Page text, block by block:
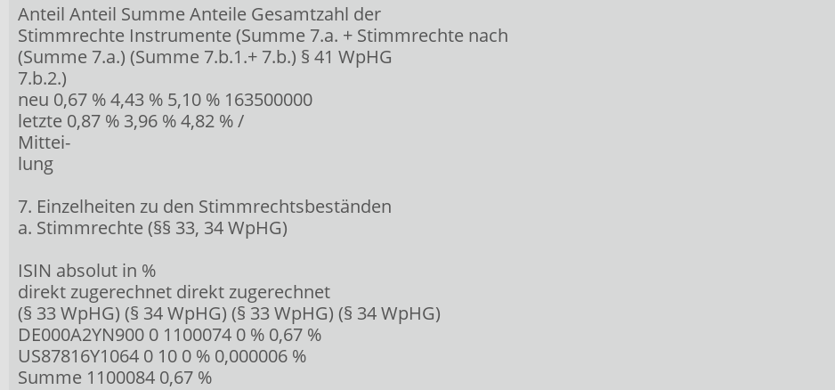
Anteil Anteil Summe Anteile Gesamtzahl der
Stimmrechte Instrumente (Summe 7.a. + Stimmrechte nach
(Summe 7.a.) (Summe 7.b.1.+ 7.b.) § 41 WpHG
7.b.2.)
neu 0,67 % 4,43 % 5,10 % 163500000
letzte 0,87 % 3,96 % 4,82 % /
Mittei-
lung
7. Einzelheiten zu den Stimmrechtsbeständen
a. Stimmrechte (§§ 33, 34 WpHG)
ISIN absolut in %
direkt zugerechnet direkt zugerechnet
(§ 33 WpHG) (§ 34 WpHG) (§ 33 WpHG) (§ 34 WpHG)
DE000A2YN900 0 1100074 0 % 0,67 %
US87816Y1064 0 10 0 % 0,000006 %
Summe 1100084 0,67 %